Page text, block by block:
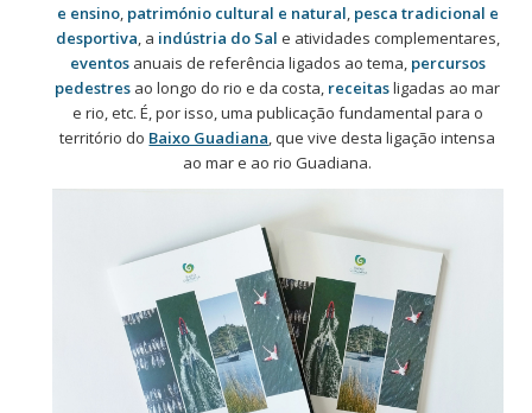
e ensino, património cultural e natural, pesca tradicional e
desportiva, a indústria do Sal e atividades complementares,
eventosanuais de referência ligados ao tema, percursos
pedestres ao longo do rio e da costa, receitasligadas ao mar
e rio, etc. É, por isso, uma publicação fundamental para o
território do Baixo Guadiana, que vive desta ligação intensa
ao mar e ao rio Guadiana.